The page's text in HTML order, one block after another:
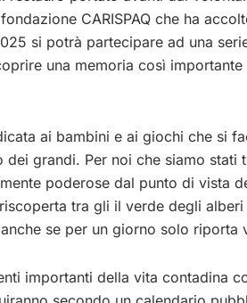
CARISPAQ che ha
si potrà partecipare ad una
una memoria così
ai bambini e ai giochi che si
dei grandi. Per noi che siamo stati
poderose dal punto di vista
tra gli il verde degli
se per un giorno solo riporta
importanti della vita contadina